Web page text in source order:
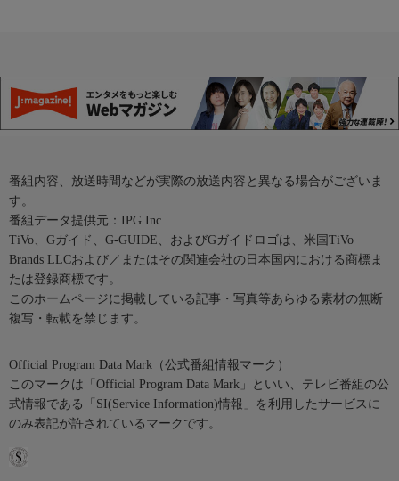
番組内容、放送時間などが実際の放送内容と異なる場合がございま
す。
番組データ提供元：IPG Inc.
TiVo、Gガイド、G-GUIDE、およびGガイドロゴは、米国TiVo
Brands LLCおよび／またはその関連会社の日本国内における商標ま
たは登録商標です。
このホームページに掲載している記事・写真等あらゆる素材の無断
複写・転載を禁じます。
Official Program Data Mark（公式番組情報マーク）
このマークは「Official Program Data Mark」といい、テレビ番組の公
式情報である「SI(Service Information)情報」を利用したサービスに
のみ表記が許されているマークです。